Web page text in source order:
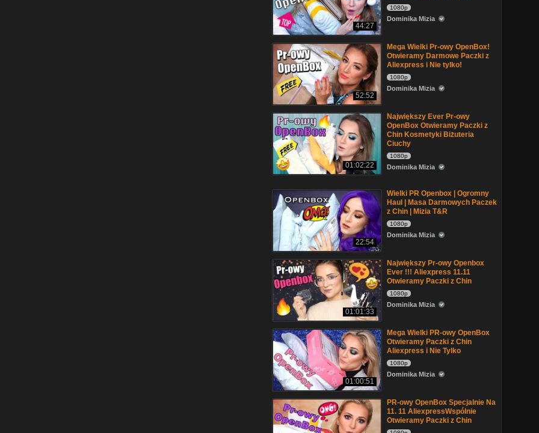
44:27
1080p
Dominika Mizia
52:52
Mega Wielki Pr-owy OpenBox!
Otwieramy Darmowe Paczki z
Aliexpress i Nie tylko!
1080p
Dominika Mizia
01:02:22
Największy Ever Pr-owy
OpenBox Otwieramy Paczki z
Chin Kosmetyki Biżuteria
Ciuchy
1080p
Dominika Mizia
22:54
Wielki PR Openbox | Ogromny
Haul | Masa Darmowych Paczek
z Chin | Mizia T&R
1080p
Dominika Mizia
01:01:33
Największy Pr-owy Openbox
Ever !!! Aliexpress 11.11
Otwieramy Paczki z Chin
1080p
Dominika Mizia
01:00:51
Mega Wielki PR-owy OpenBox
Otwieramy Paczki z Chin
Aliexpress i Nie Tylko
1080p
Dominika Mizia
PR-owy OpenBox Specjalnie Na
11. 11 AliexpressWspólnie
Otwieramy Paczki z Chin